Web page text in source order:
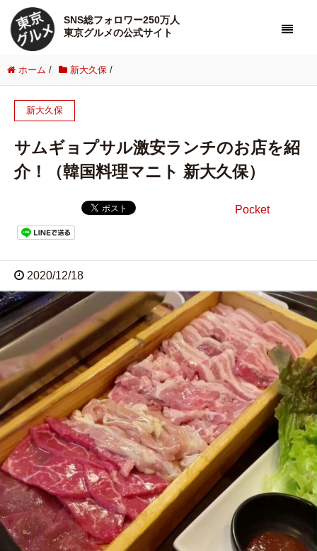
SNS総フォロワー250万人
東京グルメの公式サイト
ホーム / 新大久保 /
新大久保
サムギョプサル激安ランチのお店を紹
介！（韓国料理マニト 新大久保）
Pocket
2020/12/18